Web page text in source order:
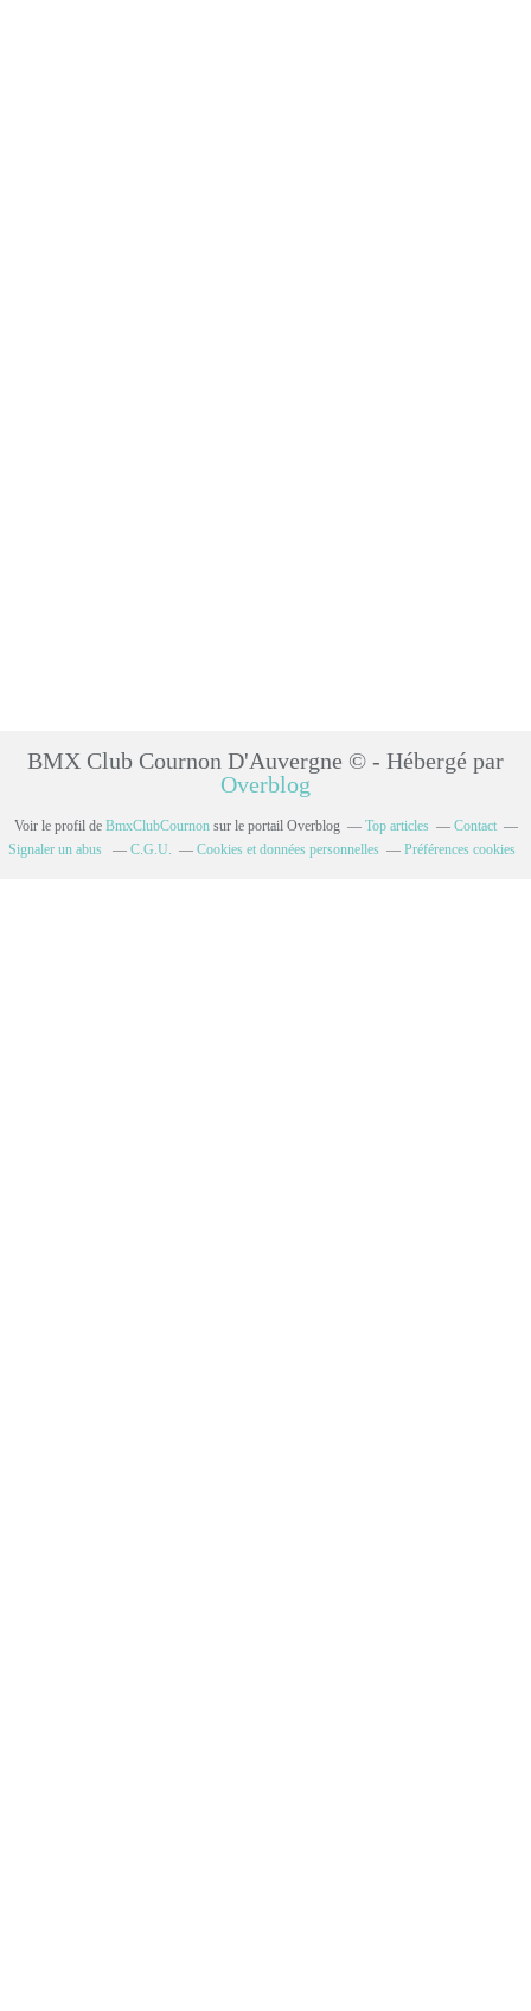
BMX Club Cournon D'Auvergne © - Hébergé par
Overblog
Voir le profil de BmxClubCournon sur le portail Overblog Top articles
Contact
Signaler un abus
C.G.U. Cookies et données personnelles Préférences cookies